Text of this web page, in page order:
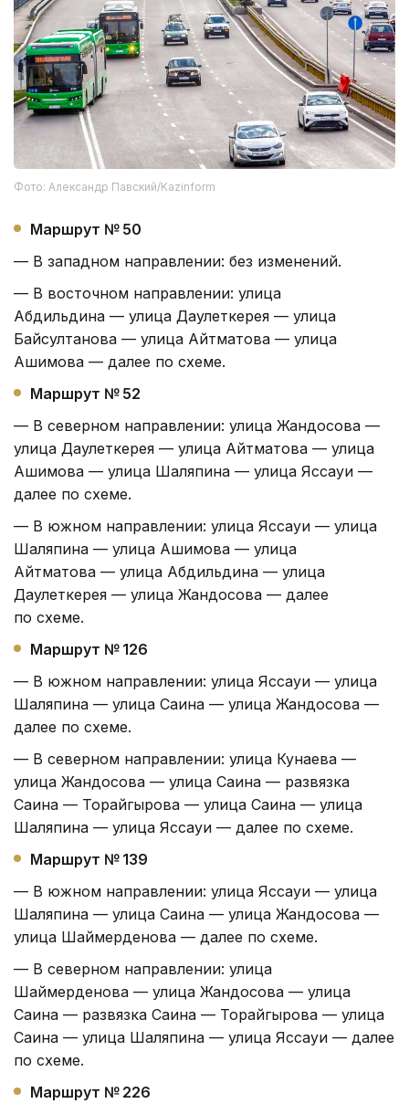
Фото: Александр Павский/Kazinform
Маршрут № 50
— В западном направлении: без изменений.
— В восточном направлении: улица
Абдильдина — улица Даулеткерея — улица
Байсултанова — улица Айтматова — улица
Ашимова — далее по схеме.
Маршрут № 52
— В северном направлении: улица Жандосова —
улица Даулеткерея — улица Айтматова — улица
Ашимова — улица Шаляпина — улица Яссауи —
далее по схеме.
— В южном направлении: улица Яссауи — улица
Шаляпина — улица Ашимова — улица
Айтматова — улица Абдильдина — улица
Даулеткерея — улица Жандосова — далее
по схеме.
Маршрут № 126
— В южном направлении: улица Яссауи — улица
Шаляпина — улица Саина — улица Жандосова —
далее по схеме.
— В северном направлении: улица Кунаева —
улица Жандосова — улица Саина — развязка
Саина — Торайгырова — улица Саина — улица
Шаляпина — улица Яссауи — далее по схеме.
Маршрут № 139
— В южном направлении: улица Яссауи — улица
Шаляпина — улица Саина — улица Жандосова —
улица Шаймерденова — далее по схеме.
— В северном направлении: улица
Шаймерденова — улица Жандосова — улица
Саина — развязка Саина — Торайгырова — улица
Саина — улица Шаляпина — улица Яссауи — далее
по схеме.
Маршрут № 226